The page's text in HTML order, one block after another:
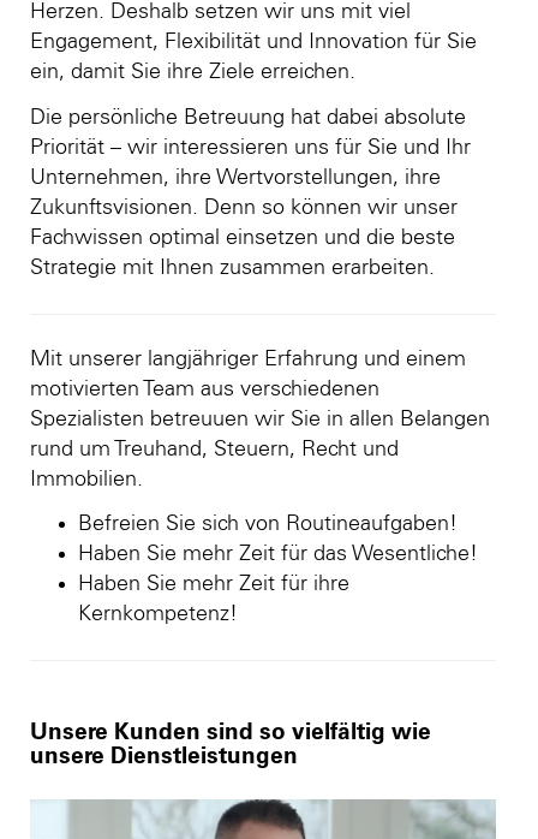
Herzen. Deshalb setzen wir uns mit viel
Engagement, Flexibilität und Innovation für Sie
ein, damit Sie ihre Ziele erreichen.
Die persönliche Betreuung hat dabei absolute
Priorität – wir interessieren uns für Sie und Ihr
Unternehmen, ihre Wertvorstellungen, ihre
Zukunftsvisionen. Denn so können wir unser
Fachwissen optimal einsetzen und die beste
Strategie mit Ihnen zusammen erarbeiten.
Mit unserer langjähriger Erfahrung und einem
motivierten Team aus verschiedenen
Spezialisten betreuuen wir Sie in allen Belangen
rund um Treuhand, Steuern, Recht und
Immobilien.
Befreien Sie sich von Routineaufgaben!
Haben Sie mehr Zeit für das Wesentliche!
Haben Sie mehr Zeit für ihre
Kernkompetenz!
Unsere Kunden sind so vielfältig wie
unsere Dienstleistungen